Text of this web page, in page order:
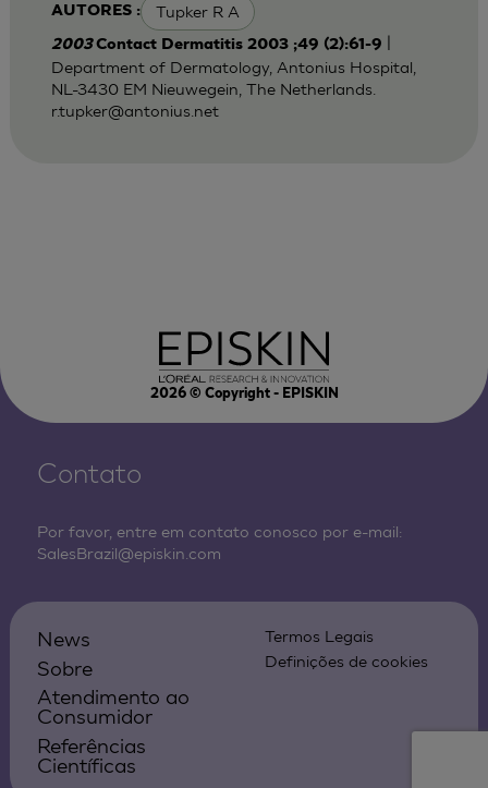
AUTORES : Tupker R A
2003Contact Dermatitis 2003 ;49 (2):61-9
Department of Dermatology, Antonius Hospital,
NL-3430 EM Nieuwegein, The Netherlands.
r.tupker@antonius.net
2026© Copyright - EPISKIN
Contato
Por favor, entre em contato conosco por e-mail:
SalesBrazil@episkin.com
News
Sobre
Atendimento ao
Consumidor
Referências
Científicas
Termos Legais
Definições de cookies